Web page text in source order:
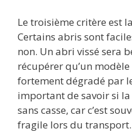
Le troisième critère est la
Certains abris sont
non. Un abri vissé sera
récupérer qu’un
fortement dégradé par
important de savoir si
sans casse, car c’est
fragile lors du transport.